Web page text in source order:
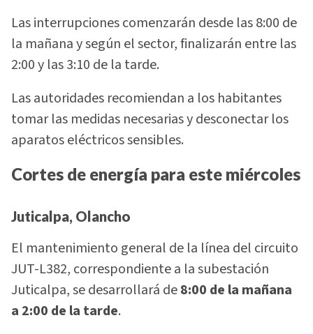
Las interrupciones comenzarán desde las 8:00 de
la mañana y según el sector, finalizarán entre las
2:00 y las 3:10 de la tarde.
Las autoridades recomiendan a los habitantes
tomar las medidas necesarias y desconectar los
aparatos eléctricos sensibles.
Cortes de energía para este miércoles
Juticalpa, Olancho
El mantenimiento general de la línea del circuito
JUT-L382, correspondiente a la subestación
Juticalpa, se desarrollará de8:00 de la mañana
a 2:00 de la tarde.